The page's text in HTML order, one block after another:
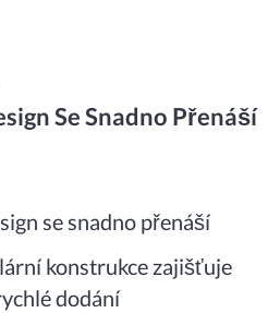
Se Snadno Přenáší
se snadno přenáší
konstrukce zajišťuje
dodání